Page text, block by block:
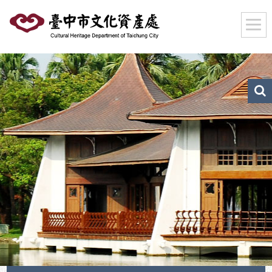
要
內
容
區
塊
文
化
資
搜
尋